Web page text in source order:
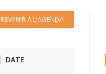
REVENIR À L'AGENDA
DATE